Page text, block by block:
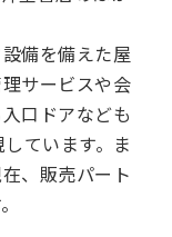
備を備えた屋
サービスや会
口ドアなども
ています。ま
、販売パート